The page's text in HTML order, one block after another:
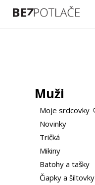
Muži
Moje srdcovky
Novinky
Tričká
Mikiny
Batohy a tašky
Čiapky a šiltovky